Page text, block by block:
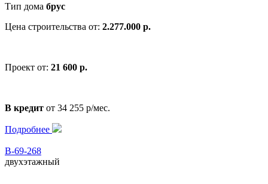
Тип дома брус
Цена строительства от: 2.277.000 р.
Проект от: 21 600 р.
В кредит от 34 255 р/мес.
Подробнее
В-69-268
двухэтажный